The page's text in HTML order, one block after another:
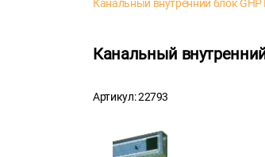
Канальный внутренний блок GHP
Канальный
Артикул: 22793